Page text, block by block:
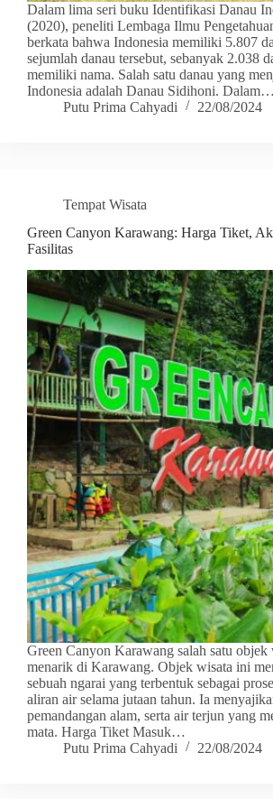
Dalam lima seri buku Identifikasi Danau
(2020), peneliti Lembaga Ilmu
berkata bahwa Indonesia memiliki 5.807
sejumlah danau tersebut, sebanyak 2.038
memiliki nama. Salah satu danau yang
Indonesia adalah Danau Sidihoni. Dalam…
Putu Prima Cahyadi
22/08/2024
Tempat Wisata
Green Canyon Karawang: Harga Tiket,
Fasilitas
Green Canyon Karawang salah satu objek
menarik di Karawang. Objek wisata ini
sebuah ngarai yang terbentuk sebagai
aliran air selama jutaan tahun. Ia
pemandangan alam, serta air terjun yang
mata. Harga Tiket Masuk…
Putu Prima Cahyadi
22/08/2024